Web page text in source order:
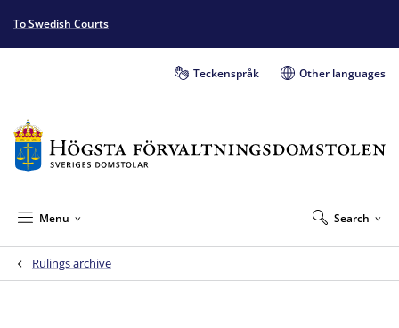
To Swedish Courts
Teckenspråk Other languages
Search
Menu
Rulings archive